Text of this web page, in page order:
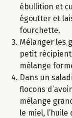
ébullition et
égoutter et
fourchette.
Mélanger les
petit récipient
mélange
Dans un
flocons
mélange
le miel,